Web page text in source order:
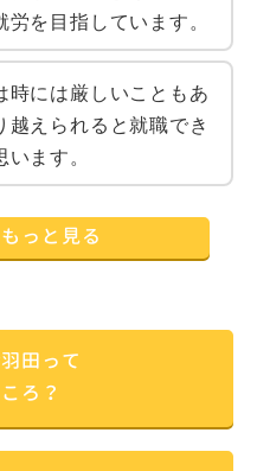
を目指しています。
時には厳しいこともあ
越えられると就職でき
ます。
っと見る
田って
ろ？